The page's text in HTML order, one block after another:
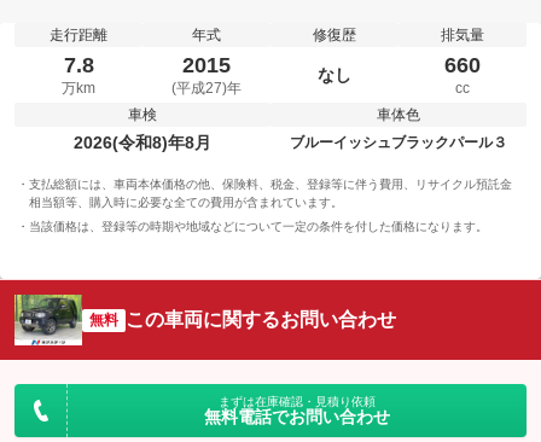
走行距離
7.8
万km
年式
2015
(平成27)年
修復歴
なし
排気量
660
cc
車検
2026(令和8)年8月
車体色
ブルーイッシュブラックパール３
支払総額には、車両本体価格の他、保険料、税金、登録等に伴う費用、リサイクル預託金
相当額等、購入時に必要な全ての費用が含まれています。
当該価格は、登録等の時期や地域などについて一定の条件を付した価格になります。
無料 この車両に関するお問い合わせ
まずは在庫確認・見積り依頼
無料電話でお問い合わせ